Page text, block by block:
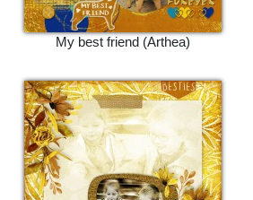
My best friend (Arthea)